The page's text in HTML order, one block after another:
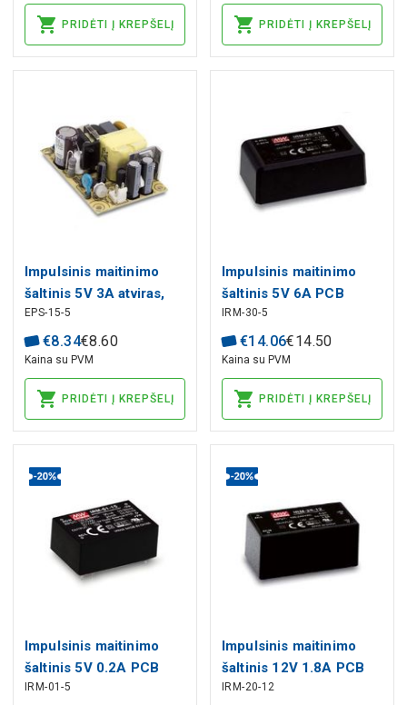
PRIDĖTI Į KREPŠELĮ PRIDĖTI Į KREPŠELĮ
Impulsinis maitinimo
šaltinis 5V 3A atviras,
MEAN WELL
EPS-15-5
€8.34€8.60
Kaina su PVM
PRIDĖTI Į KREPŠELĮ
Impulsinis maitinimo
šaltinis 5V 6A PCB
MEAN WELL
IRM-30-5
€14.06€14.50
Kaina su PVM
PRIDĖTI Į KREPŠELĮ
Impulsinis maitinimo
šaltinis 5V 0.2A PCB
MEAN WELL
IRM-01-5
Impulsinis maitinimo
šaltinis 12V 1.8A PCB
MEAN WELL
IRM-20-12